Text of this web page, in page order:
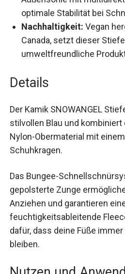
bietet optimale Stabilität
Schneebedingungen.
Nachhaltigkeit: Vegan
in Canada, setzt dieser
umweltfreundliche
Details
Der Kamik SNOWANGEL
stilvollen Blau und
Nylon-Obermaterial mit
Schuhkragen.
Das Bungee-
gepolsterte Zunge
Anziehen und garantieren
Das feuchtigkeitsableitende
zudem dafür, dass deine
warm bleiben.